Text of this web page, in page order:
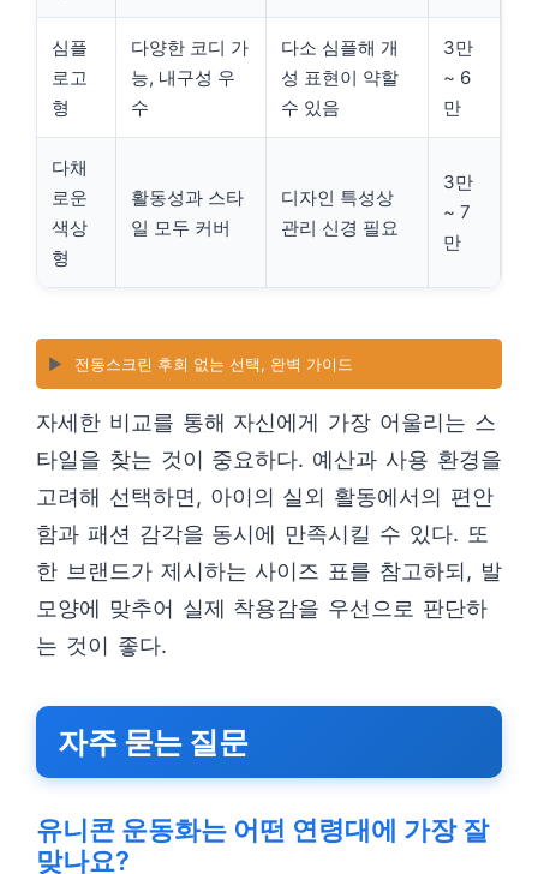
심플
로고
형
다양한 코디 가
능, 내구성 우
수
다소 심플해 개
성 표현이 약할
수 있음
3만
~ 6
만
다채
로운
색상
형
활동성과 스타
일 모두 커버
디자인 특성상
관리 신경 필요
3만
~ 7
만
▶️ 전동스크린 후회 없는 선택, 완벽 가이드
자세한 비교를 통해 자신에게 가장 어울리는 스
타일을 찾는 것이 중요하다. 예산과 사용 환경을
고려해 선택하면, 아이의 실외 활동에서의 편안
함과 패션 감각을 동시에 만족시킬 수 있다. 또
한 브랜드가 제시하는 사이즈 표를 참고하되, 발
모양에 맞추어 실제 착용감을 우선으로 판단하
는 것이 좋다.
자주 묻는 질문
유니콘 운동화는 어떤 연령대에 가장 잘
맞나요?